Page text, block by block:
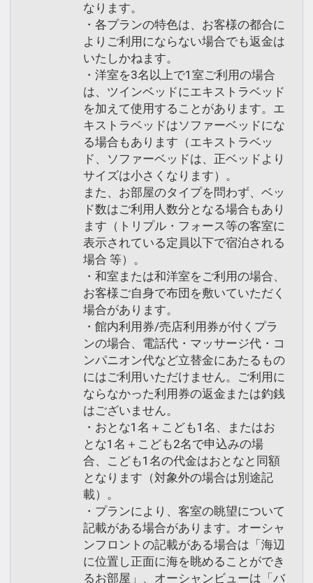
最上階20階
・準天然光明石人工温泉「玄要の湯」 営
業時間15:00～26:00、6:00～10:00
・コインランドリー 洗濯機4台・乾燥機
4台※有料
・硬貨両替機1台
・飲料自動販売機1台
・電子レンジ1台
・製氷機1台
・レストラン「CAFE TORA」
・屋外喫煙スペース
設定期間：2023年6月1日～2027年6月
インターネットコース番号：DP-2-
200000024684
なります。
・各プランの特色は、お客様の都合に
よりご利用にならない場合でも返金は
いたしかねます。
・洋室を3名以上で1室ご利用の場合
は、ツインベッドにエキストラベッド
を加えて使用することがあります。エ
キストラベッドはソファーベッドにな
る場合もあります（エキストラベッ
ド、ソファーベッドは、正ベッドより
サイズは小さくなります）。
また、お部屋のタイプを問わず、ベッ
ド数はご利用人数分となる場合もあり
ます（トリプル・フォース等の客室に
表示されている定員以下で宿泊される
場合 等）。
・和室または和洋室をご利用の場合、
お客様ご自身で布団を敷いていただく
場合があります。
・館内利用券/売店利用券が付くプラ
ンの場合、電話代・マッサージ代・コ
ンパニオン代など立替金にあたるもの
にはご利用いただけません。ご利用に
ならなかった利用券の返金または釣銭
はございません。
・おとな1名＋こども1名、またはお
とな1名＋こども2名で申込みの場
合、こども1名の代金はおとなと同額
となります（対象外の場合は別途記
載）。
・プランにより、客室の眺望について
記載がある場合があります。オーシャ
ンフロントの記載がある場合は「海辺
に位置し正面に海を眺めることができ
るお部屋」、オーシャンビューは「バ